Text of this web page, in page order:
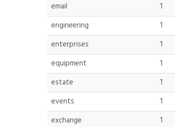
email
1
engineering
1
enterprises
1
equipment
1
estate
1
events
1
exchange
1